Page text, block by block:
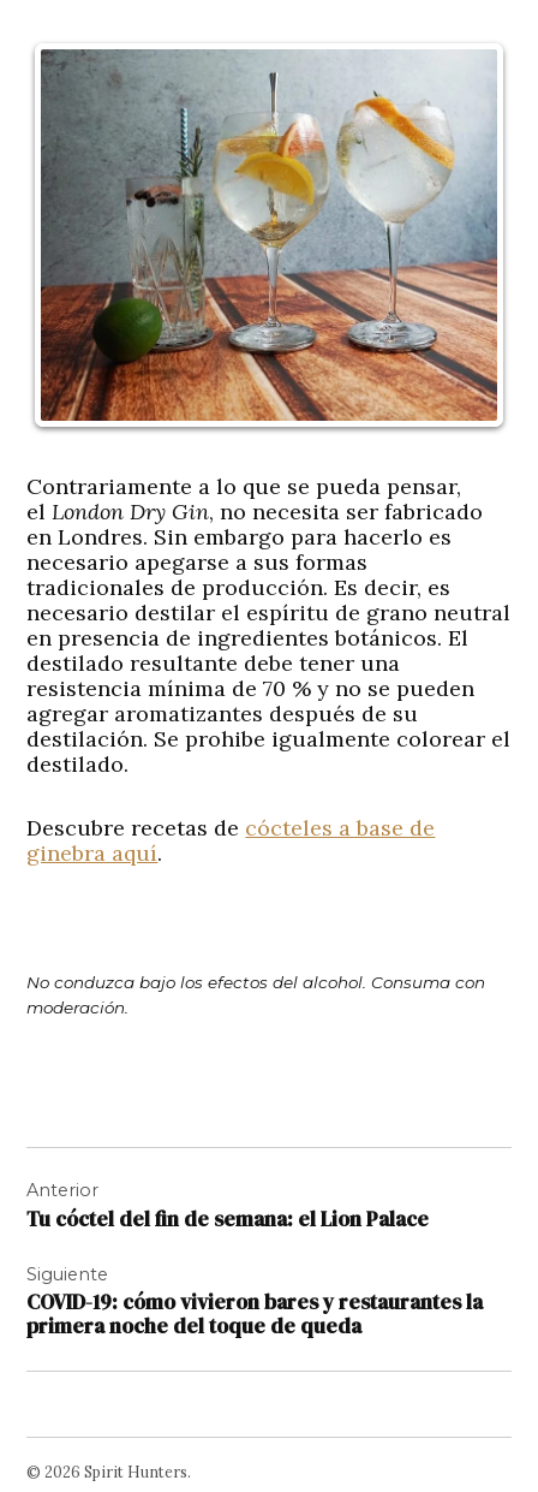
Contrariamente a lo que se pueda pensar,
elLondon Dry Gin, no necesita ser fabricado
en Londres. Sin embargo para hacerlo es
necesario apegarse a sus formas
tradicionales de producción. Es decir, es
necesario destilar el espíritu de grano neutral
en presencia de ingredientes botánicos. El
destilado resultante debe tener una
resistencia mínima de 70 % y no se pueden
agregar aromatizantes después de su
destilación. Se prohibe igualmente colorear el
destilado.
Descubre recetas de cócteles a base de
ginebra aquí.
No conduzca bajo los efectos del alcohol. Consuma con
moderación.
de
entradas
Anterior
Tu cóctel del fin de semana: el Lion Palace
Siguiente
COVID-19: cómo vivieron bares y restaurantes la
primera noche del toque de queda
© 2026 Spirit Hunters.